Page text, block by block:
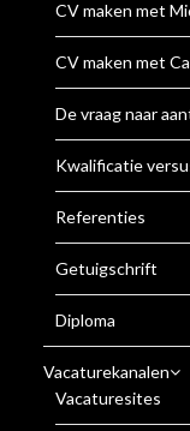
CV maken met
CV maken met
De vraag naar
Kwalificatie
Referenties
Getuigschrift
Diploma
Vacaturekanalen
Vacaturesites